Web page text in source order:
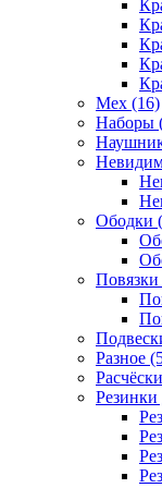
Мех (16)
Наборы
Ободки
Повязки
Разное
Резинки